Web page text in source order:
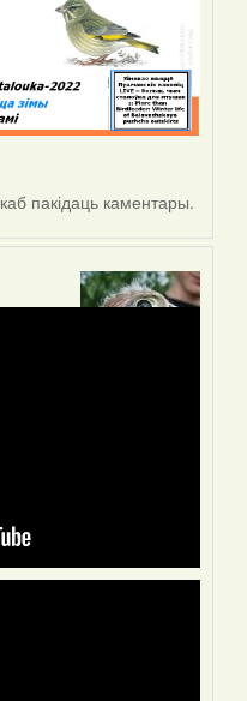
каб пакідаць каментары.